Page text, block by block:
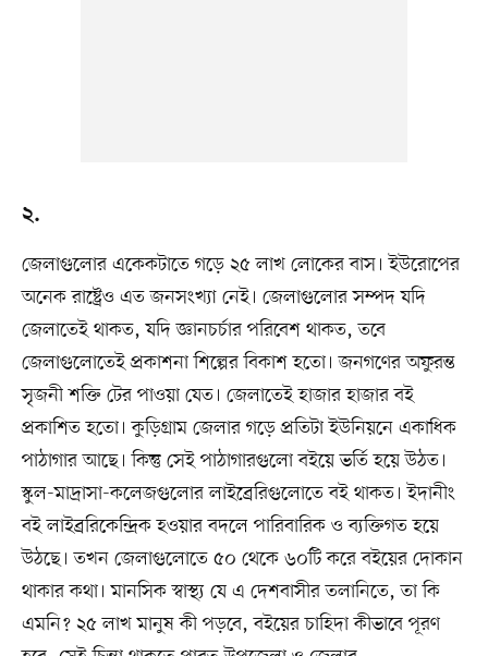
২.
জেলাগুলোর একেকটাতে গড়ে ২৫ লাখ লোকের বাস। ইউরোপের
অনেক রাষ্ট্রেও এত জনসংখ্যা নেই। জেলাগুলোর সম্পদ যদি
জেলাতেই থাকত, যদি জ্ঞানচর্চার পরিবেশ থাকত, তবে
জেলাগুলোতেই প্রকাশনা শিল্পের বিকাশ হতো। জনগণের অফুরন্ত
সৃজনী শক্তি টের পাওয়া যেত। জেলাতেই হাজার হাজার বই
প্রকাশিত হতো। কুড়িগ্রাম জেলার গড়ে প্রতিটা ইউনিয়নে একাধিক
পাঠাগার আছে। কিন্তু সেই পাঠাগারগুলো বইয়ে ভর্তি হয়ে উঠত।
স্কুল-মাদ্রাসা-কলেজগুলোর লাইব্রেরিগুলোতে বই থাকত। ইদানীং
বই লাইব্ররিকেন্দ্রিক হওয়ার বদলে পারিবারিক ও ব্যক্তিগত হয়ে
উঠছে। তখন জেলাগুলোতে ৫০ থেকে ৬০টি করে বইয়ের দোকান
থাকার কথা। মানসিক স্বাস্থ্য যে এ দেশবাসীর তলানিতে, তা কি
এমনি? ২৫ লাখ মানুষ কী পড়বে, বইয়ের চাহিদা কীভাবে পূরণ